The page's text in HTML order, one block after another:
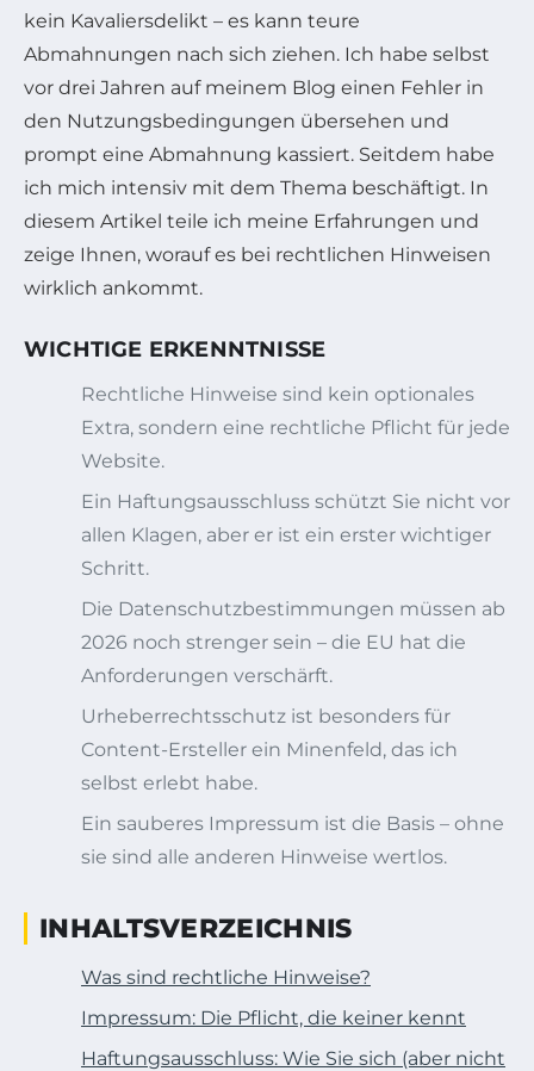
kein Kavaliersdelikt – es kann teure
Abmahnungen nach sich ziehen. Ich habe selbst
vor drei Jahren auf meinem Blog einen Fehler in
den Nutzungsbedingungen übersehen und
prompt eine Abmahnung kassiert. Seitdem habe
ich mich intensiv mit dem Thema beschäftigt. In
diesem Artikel teile ich meine Erfahrungen und
zeige Ihnen, worauf es bei rechtlichen Hinweisen
wirklich ankommt.
WICHTIGE ERKENNTNISSE
Rechtliche Hinweise sind kein optionales
Extra, sondern eine rechtliche Pflicht für jede
Website.
Ein Haftungsausschluss schützt Sie nicht vor
allen Klagen, aber er ist ein erster wichtiger
Schritt.
Die Datenschutzbestimmungen müssen ab
2026 noch strenger sein – die EU hat die
Anforderungen verschärft.
Urheberrechtsschutz ist besonders für
Content-Ersteller ein Minenfeld, das ich
selbst erlebt habe.
Ein sauberes Impressum ist die Basis – ohne
sie sind alle anderen Hinweise wertlos.
INHALTSVERZEICHNIS
Was sind rechtliche Hinweise?
Impressum: Die Pflicht, die keiner kennt
Haftungsausschluss: Wie Sie sich (aber nicht